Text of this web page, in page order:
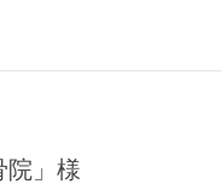
院」様